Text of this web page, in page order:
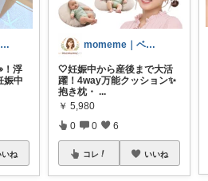
ゆら🌺育児中のQOL上げる推し品
！浮
娠中
いね
momeme｜ベビー&キッズ専門店
🤍妊娠中から産後まで大活
躍！4way万能クッション✨
抱き枕・ ...
￥ 5,980
0 0 6
コレ いいね